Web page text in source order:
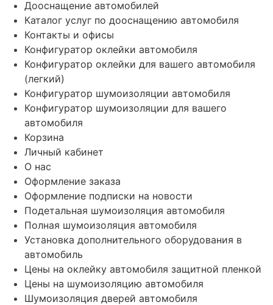
Дооснащение автомобилей
Каталог услуг по дооснащению автомобиля
Контакты и офисы
Конфигуратор оклейки автомобиля
Конфигуратор оклейки для вашего автомобиля
(легкий)
Конфигуратор шумоизоляции автомобиля
Конфигуратор шумоизоляции для вашего
автомобиля
Корзина
Личный кабинет
О нас
Оформление заказа
Оформление подписки на новости
Подетальная шумоизоляция автомобиля
Полная шумоизоляция автомобиля
Установка дополнительного оборудования в
автомобиль
Цены на оклейку автомобиля защитной пленкой
Цены на шумоизоляцию автомобиля
Шумоизоляция дверей автомобиля